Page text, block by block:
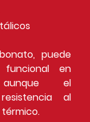
, puede
en
aunque el
al